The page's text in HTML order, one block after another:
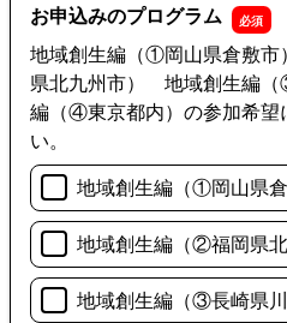
お申込みのプログラム
地域創生編（①岡山県倉敷
県北九州市） 地域創生編
編（④東京都内）の参加希望
い。
地域創生編（①岡山県倉
地域創生編（②福岡県北
地域創生編（③長崎県川